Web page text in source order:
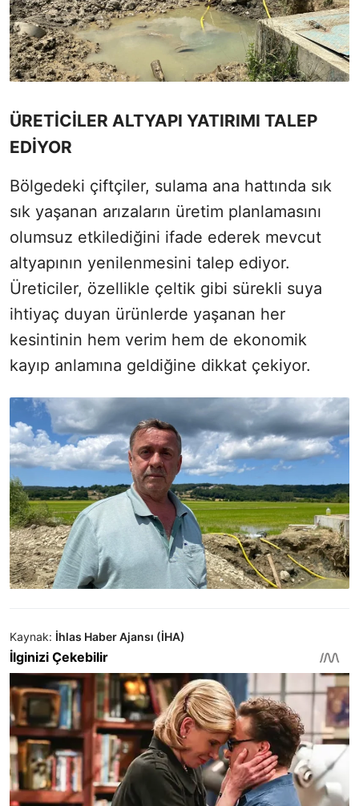
ÜRETİCİLER ALTYAPI YATIRIMI TALEP
EDİYOR
Bölgedeki çiftçiler, sulama ana hattında sık
sık yaşanan arızaların üretim planlamasını
olumsuz etkilediğini ifade ederek mevcut
altyapının yenilenmesini talep ediyor.
Üreticiler, özellikle çeltik gibi sürekli suya
ihtiyaç duyan ürünlerde yaşanan her
kesintinin hem verim hem de ekonomik
kayıp anlamına geldiğine dikkat çekiyor.
Kaynak: İhlas Haber Ajansı (İHA)